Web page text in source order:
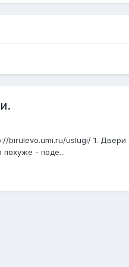
birulevo.umi.ru/uslugi/ 1. Двери
похуже - поде...